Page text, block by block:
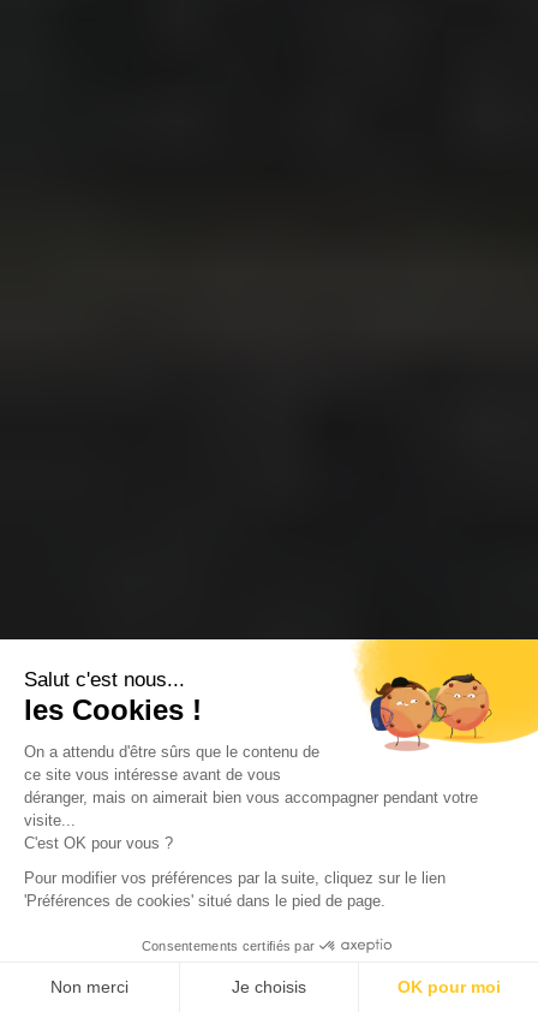
Salut c'est nous...
les Cookies !
On a attendu d'être sûrs que le contenu de
ce site vous intéresse avant de vous
déranger, mais on aimerait bien vous accompagner pendant votre
visite...
C'est OK pour vous ?
Pour modifier vos préférences par la suite, cliquez sur le lien
'Préférences de cookies' situé dans le pied de page.
Consentements certifiés par
Non merci Je choisis OK pour moi